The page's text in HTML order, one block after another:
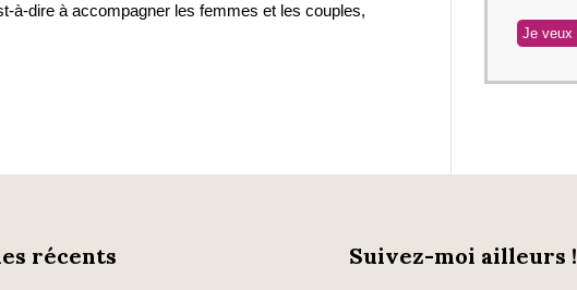
à-dire à accompagner les femmes et les couples,
récents Suivez-moi ailleurs !